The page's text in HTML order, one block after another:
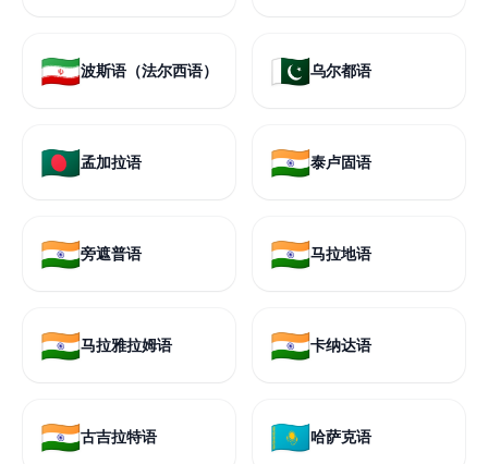
🇮🇷波斯语（法尔西语） 🇵🇰乌尔都语
🇧🇩孟加拉语 🇮🇳泰卢固语
🇮🇳旁遮普语 🇮🇳马拉地语
🇮🇳马拉雅拉姆语 🇮🇳卡纳达语
🇮🇳古吉拉特语 🇰🇿哈萨克语